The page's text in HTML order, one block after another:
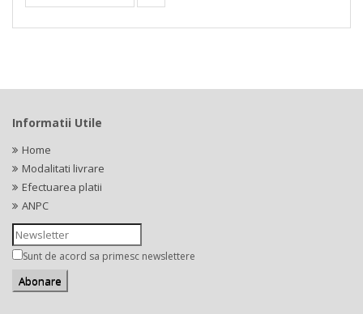
Informatii Utile
Home
Modalitati livrare
Efectuarea platii
ANPC
Sunt de acord sa primesc newslettere